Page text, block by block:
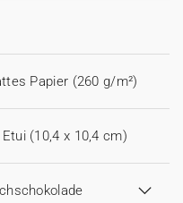
Papier (260 g/m²)
(10,4 x 10,4 cm)